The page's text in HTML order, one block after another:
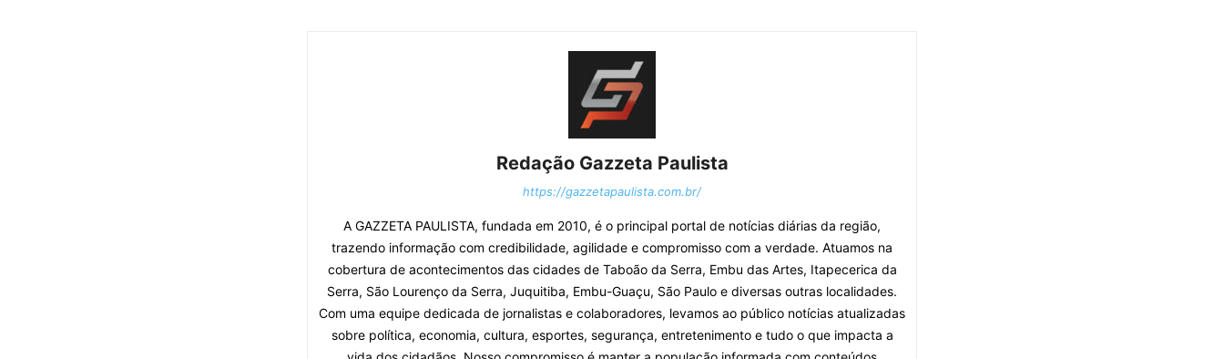
Redação Gazzeta Paulista
https://gazzetapaulista.com.br/
A GAZZETA PAULISTA, fundada em 2010, é o principal portal de notícias diárias da região,
trazendo informação com credibilidade, agilidade e compromisso com a verdade. Atuamos na
cobertura de acontecimentos das cidades de Taboão da Serra, Embu das Artes, Itapecerica da
Serra, São Lourenço da Serra, Juquitiba, Embu-Guaçu, São Paulo e diversas outras localidades.
Com uma equipe dedicada de jornalistas e colaboradores, levamos ao público notícias atualizadas
sobre política, economia, cultura, esportes, segurança, entretenimento e tudo o que impacta a